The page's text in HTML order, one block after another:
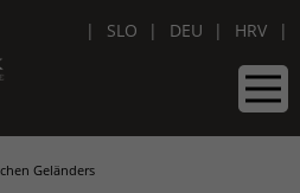
SLO DEU HRV
Geländers